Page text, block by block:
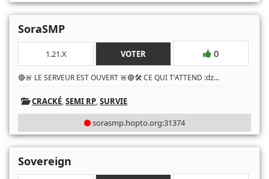
SoraSMP
1.21.X VOTER 0
🔴🚨 LE SERVEUR EST OUVERT 🚨🔴🛠️ CE QUI T'ATTEND :ǳ...
CRACKÉ,SEMI RP,SURVIE
sorasmp.hopto.org:31374
Sovereign